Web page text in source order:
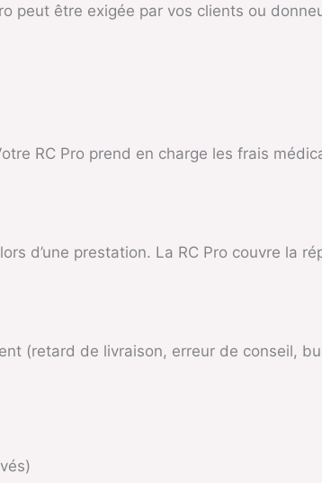
peut être exigée par vos clients ou
RC Pro prend en charge les frais
d’une prestation. La RC Pro couvre la
(retard de livraison, erreur de conseil,